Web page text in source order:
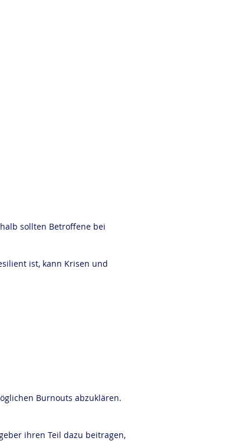
sollten Betroffene bei
ist, kann Krisen und
Burnouts abzuklären.
ihren Teil dazu beitragen,